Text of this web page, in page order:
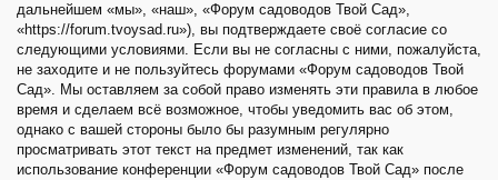
дальнейшем «мы», «наш», «Форум садоводов Твой Сад»,
«https://forum.tvoysad.ru»), вы подтверждаете своё согласие со
следующими условиями. Если вы не согласны с ними, пожалуйста,
не заходите и не пользуйтесь форумами «Форум садоводов Твой
Сад». Мы оставляем за собой право изменять эти правила в любое
время и сделаем всё возможное, чтобы уведомить вас об этом,
однако с вашей стороны было бы разумным регулярно
просматривать этот текст на предмет изменений, так как
использование конференции «Форум садоводов Твой Сад» после